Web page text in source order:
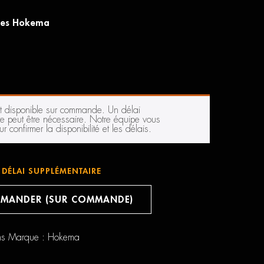
Hokema
disponible sur commande. Un délai
peut être nécessaire. Notre équipe vous
confirmer la disponibilité et les délais.
SUPPLÉMENTAIRE
(SUR COMMANDE)
Marque : Hokema